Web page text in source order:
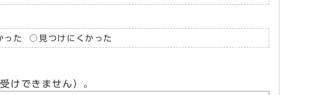
った 見つけにくかった
けできません）。